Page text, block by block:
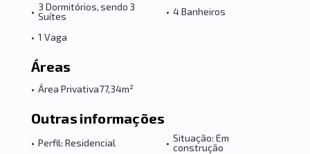
• 3 Dormitórios, sendo 3
Suítes
• 4 Banheiros
• 1 Vaga
Áreas
• Área Privativa77,34m²
Outras informações
• Perfil: Residencial • Situação: Em
construção